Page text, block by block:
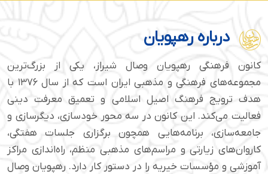
درباره رهپویان
کانون فرهنگی رهپویان وصال شیراز، یکی از بزرگ‌ترین
مجموعه‌های فرهنگی و مذهبی ایران است که از سال ۱۳۷۶ با
هدف ترویج فرهنگ اصیل اسلامی و تعمیق معرفت دینی
فعالیت می‌کند. این کانون در سه محور خودسازی، دیگرسازی و
جامعه‌سازی، برنامه‌هایی همچون برگزاری جلسات هفتگی،
کاروان‌های زیارتی و مراسم‌های مذهبی منظم، راه‌اندازی مراکز
آموزشی و مؤسسات خیریه را در دستور کار دارد. رهپویان وصال